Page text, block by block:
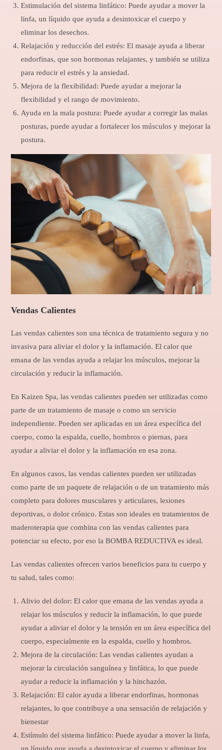
Estimulación del sistema linfático: Puede ayudar a mover la
linfa, un líquido que ayuda a desintoxicar el cuerpo y
eliminar los desechos.
Relajación y reducción del estrés: El masaje ayuda a liberar
endorfinas, que son hormonas relajantes, y también se utiliza
para reducir el estrés y la ansiedad.
Mejora de la flexibilidad: Puede ayudar a mejorar la
flexibilidad y el rango de movimiento.
Ayuda en la mala postura: Puede ayudar a corregir las malas
posturas, puede ayudar a fortalecer los músculos y mejorar la
postura.
Vendas Calientes
Las vendas calientes son una técnica de tratamiento segura y no
invasiva para aliviar el dolor y la inflamación. El calor que
emana de las vendas ayuda a relajar los músculos, mejorar la
circulación y reducir la inflamación.
En Kaizen Spa, las vendas calientes pueden ser utilizadas como
parte de un tratamiento de masaje o como un servicio
independiente. Pueden ser aplicadas en un área específica del
cuerpo, como la espalda, cuello, hombros o piernas, para
ayudar a aliviar el dolor y la inflamación en esa zona.
En algunos casos, las vendas calientes pueden ser utilizadas
como parte de un paquete de relajación o de un tratamiento más
completo para dolores musculares y articulares, lesiones
deportivas, o dolor crónico. Estas son ideales en tratamientos de
maderoterapia que combina con las vendas calientes para
potenciar su efecto, por eso la BOMBA REDUCTIVA es ideal.
Las vendas calientes ofrecen varios beneficios para tu cuerpo y
tu salud, tales como:
Alivio del dolor: El calor que emana de las vendas ayuda a
relajar los músculos y reducir la inflamación, lo que puede
ayudar a aliviar el dolor y la tensión en un área específica del
cuerpo, especialmente en la espalda, cuello y hombros.
Mejora de la circulación: Las vendas calientes ayudan a
mejorar la circulación sanguínea y linfática, lo que puede
ayudar a reducir la inflamación y la hinchazón.
Relajación: El calor ayuda a liberar endorfinas, hormonas
relajantes, lo que contribuye a una sensación de relajación y
bienestar
Estímulo del sistema linfático: Puede ayudar a mover la linfa,